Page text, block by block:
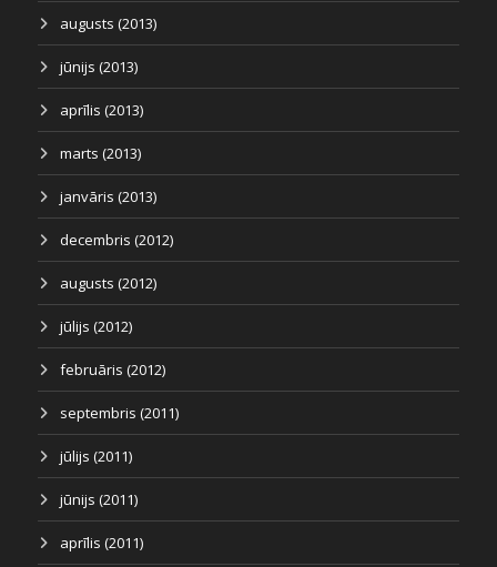
augusts (2013)
jūnijs (2013)
aprīlis (2013)
marts (2013)
janvāris (2013)
decembris (2012)
augusts (2012)
jūlijs (2012)
februāris (2012)
septembris (2011)
jūlijs (2011)
jūnijs (2011)
aprīlis (2011)